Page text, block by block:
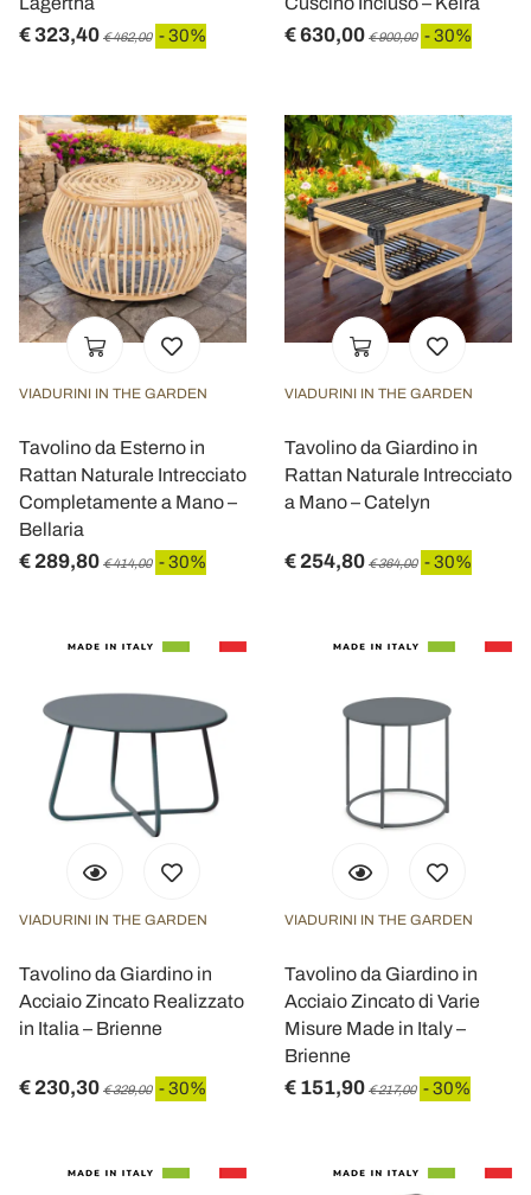
€ 323,40 € 462,00 - 30% € 630,00 € 900,00 - 30%
VIADURINI IN THE GARDEN
Tavolino da Esterno in
Rattan Naturale Intrecciato
Completamente a Mano –
Bellaria
€ 289,80 € 414,00 - 30%
VIADURINI IN THE GARDEN
Tavolino da Giardino in
Rattan Naturale Intrecciato
a Mano – Catelyn
€ 254,80 € 364,00 - 30%
VIADURINI IN THE GARDEN
Tavolino da Giardino in
Acciaio Zincato Realizzato
in Italia – Brienne
€ 230,30 € 329,00 - 30%
VIADURINI IN THE GARDEN
Tavolino da Giardino in
Acciaio Zincato di Varie
Misure Made in Italy –
Brienne
€ 151,90 € 217,00 - 30%